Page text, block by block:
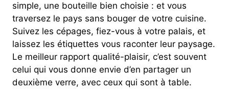
simple, une bouteille bien choisie : et vous
traversez le pays sans bouger de votre cuisine.
Suivez les cépages, fiez-vous à votre palais, et
laissez les étiquettes vous raconter leur paysage.
Le meilleur rapport qualité-plaisir, c’est souvent
celui qui vous donne envie d’en partager un
deuxième verre, avec ceux qui sont à table.